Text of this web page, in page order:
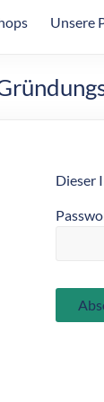
Unsere
Dieser